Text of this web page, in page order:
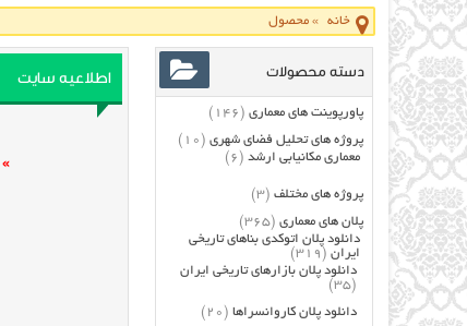
خانه »محصول
اطلاعیه سایت
»
دسته محصولات
پاورپوینت های معماری (146)
پروژه های تحلیل فضای شهری (10)
معماری مکانیابی ارشد (6)
پروژه های مختلف (3)
پلان های معماری (365)
دانلود پلان اتوکدی بناهای تاریخی
ایران (319)
دانلود پلان بازارهای تاریخی ایران
(35)
دانلود پلان کاروانسراها (20)